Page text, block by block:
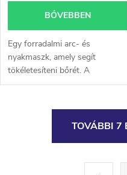
BŐVEBBEN
Egy forradalmi arc- és
nyakmaszk, amely segít
tökéletesíteni bőrét. A
fotonterápia az egyik
krónikus bőrhibák elleni
TOVÁBBI 7